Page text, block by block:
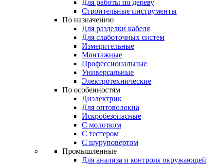
Для работы по дереву
Строительные инструменты
По назначению
Для разделки кабеля
Для слаботочных систем
Измерительные
Монтажные
Профессиональные
Универсальные
Электротехнические
По особенностям
Диэлектрик
Для оптоволокна
Искробезопасные
С молотком
С тестером
С шуруповертом
Промышленные
Для анализа и контроля окружающей